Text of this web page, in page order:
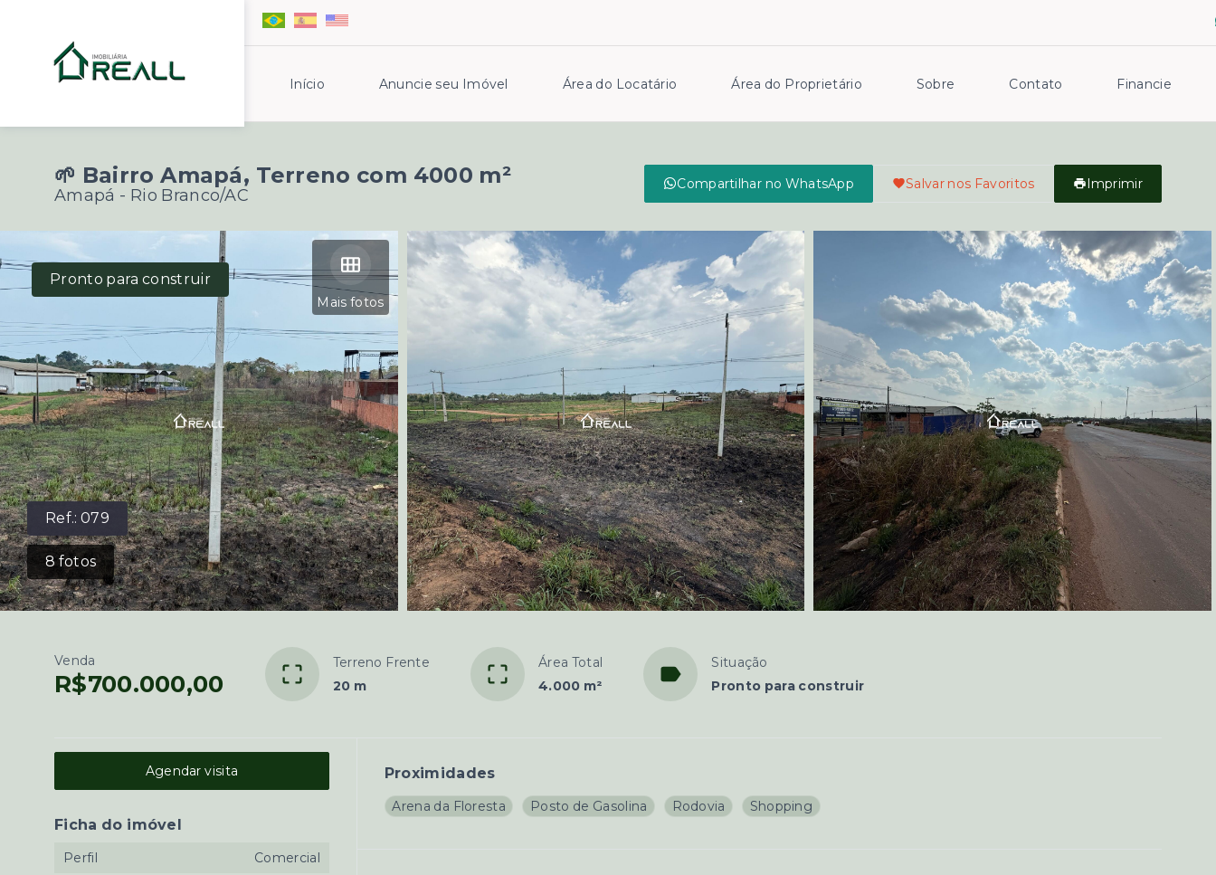
Início Anuncie seu Imóvel Área do Locatário Área do Proprietário Sobre Contato Financie
🌱 Bairro Amapá, Terreno com 4000 m²
Amapá - Rio Branco/AC
Compartilhar no WhatsApp Salvar nos Favoritos Imprimir
Ref.:079
8fotos
Mais fotos
Pronto para construir
Venda
R$700.000,00
Terreno Frente
20 m
Área Total
4.000 m²
Situação
Pronto para construir
Proximidades
Arena da Floresta Posto de Gasolina Rodovia Shopping
Agendar visita
Ficha do imóvel
Perfil
Comercial